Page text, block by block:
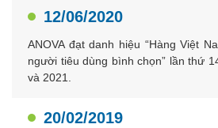
12/06/2020
ANOVA đạt danh hiệu “Hàng Việt
người tiêu dùng bình chọn” lần thứ
và 2021.
20/02/2019